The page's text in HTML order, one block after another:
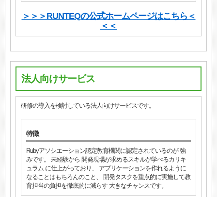
＞＞＞RUNTEQの公式ホームページはこちら＜
＜＜
法人向けサービス
研修の導入を検討している法人向けサービスです。
特徴
Rubyアソシエーション認定教育機関に認定されているのが 強
みです。 未経験から 開発現場が求めるスキルが学べるカリキ
ュラム に仕上がっており、 アプリケーションを作れるように
なることはもちろんのこと、 開発タスクを重点的に実施して教
育担当の負担を徹底的に減らす 大きなチャンスです。